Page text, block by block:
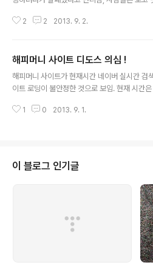
2 2 2013. 9. 2.
해피머니 사이트 디도스 의심 !
해피머니 사이트가 현재시간 네이버 실시간 검
이트 로딩이 불안정한 것으로 보임. 현재 시간은
무언가 외부에 의해서 문제가 생겼다는 것인데.
1 0 2013. 9. 1.
이 블로그 인기글